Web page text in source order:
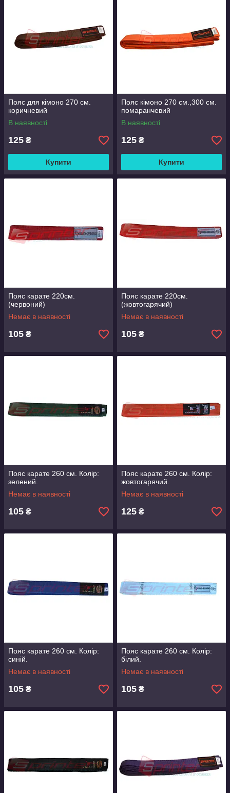
Пояс для кімоно 270 см.
коричневий
В наявності
125 ₴
Купити
Пояс кімоно 270 см.,300 см.
помаранчевий
В наявності
125 ₴
Купити
Пояс карате 220см.
(червоний)
Немає в наявності
105 ₴
Пояс карате 220см.
(жовтогарячий)
Немає в наявності
105 ₴
Пояс карате 260 см. Колір:
зелений.
Немає в наявності
105 ₴
Пояс карате 260 см. Колір:
жовтогарячий.
Немає в наявності
125 ₴
Пояс карате 260 см. Колір:
синій.
Немає в наявності
105 ₴
Пояс карате 260 см. Колір:
білий.
Немає в наявності
105 ₴